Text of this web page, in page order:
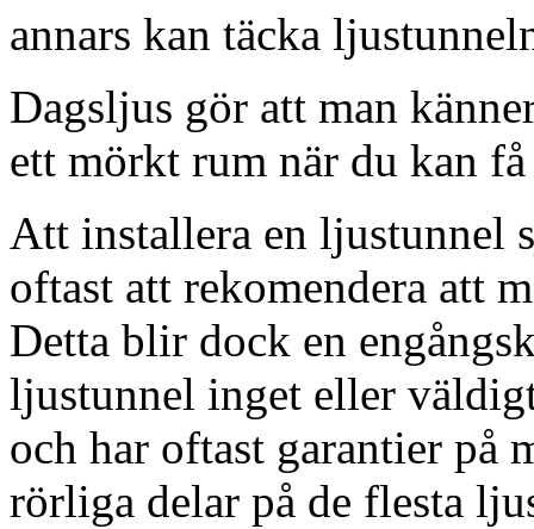
annars kan täcka
Dagsljus gör att man
ett mörkt rum när du kan
Att installera en ljustunnel
oftast att rekomendera att
Detta blir dock en
ljustunnel inget eller
och har oftast garantier på
rörliga delar på de flesta